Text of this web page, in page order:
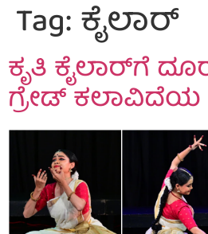
Tag:ಕೈಲಾರ್
ಕೃತಿ ಕೈಲಾರ್‌ಗೆ
ಗ್ರೇಡ್ ಕಲಾವಿದೆಯ